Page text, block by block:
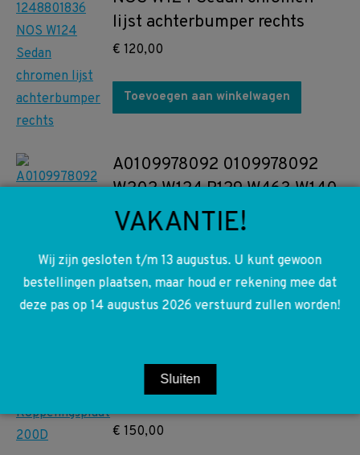
lijst achterbumper rechts
€ 120,00
Toevoegen aan winkelwagen
A0109978092 0109978092
W202 W124 R129 W463 W140
V-riem M104 Motoren
Toevoegen aan winkelwagen
Koppelingsplaat 200D W124
€ 150,00
VAKANTIE!
Wij zijn gesloten t/m 13 augustus. U kunt gewoon
bestellingen plaatsen, maar houd er rekening mee dat
deze pas op 14 augustus 2026 verstuurd zullen worden!
Sluiten